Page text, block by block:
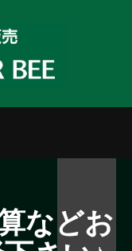
などお